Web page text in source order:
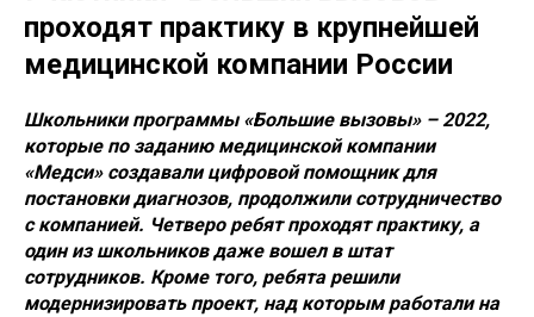
проходят практику в крупнейшей
медицинской компании России
Школьники программы «Большие вызовы» – 2022,
которые по заданию медицинской компании
«Медси» создавали цифровой помощник для
постановки диагнозов, продолжили сотрудничество
с компанией. Четверо ребят проходят практику, а
один из школьников даже вошел в штат
сотрудников. Кроме того, ребята решили
модернизировать проект, над которым работали на